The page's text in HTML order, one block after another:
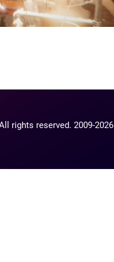
rights reserved. 2009-2026